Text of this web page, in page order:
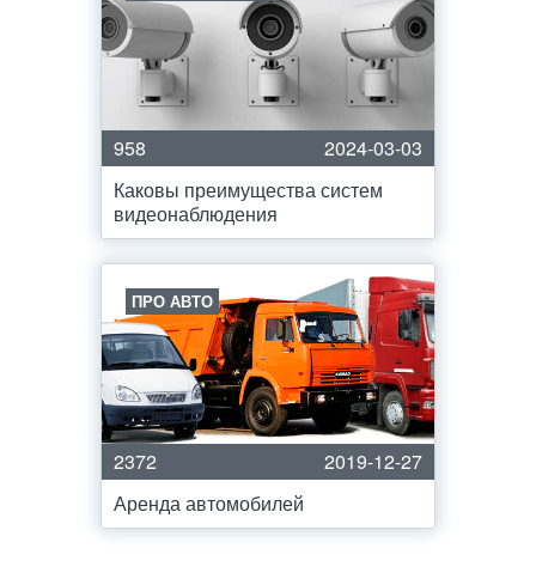
958
2024-03-03
Каковы преимущества систем
видеонаблюдения
ПРО АВТО
2372
2019-12-27
Аренда автомобилей